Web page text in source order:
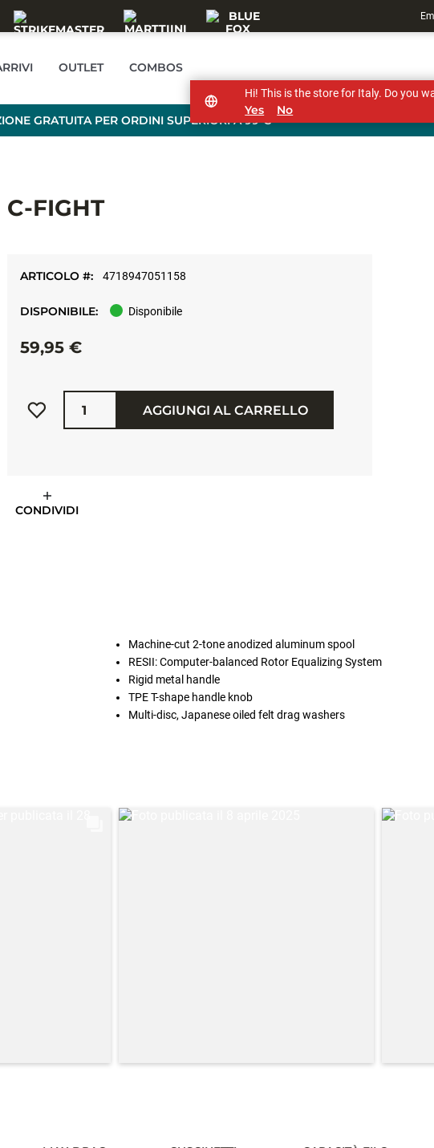
OUTLET COMBOS
GRATUITA PER ORDINI SUPERIORI A 99 €
C-FIGHT
ARTICOLO #: 4718947051158
DISPONIBILE: Disponibile
59,95 €
Quantità
AGGIUNGI AL CARRELLO
CONDIVIDI
Machine-cut 2-tone anodized aluminum spool
RESII: Computer-balanced Rotor Equalizing System
Rigid metal handle
TPE T-shape handle knob
Multi-disc, Japanese oiled felt drag washers
Hi! This is the store for Italy. Do you
Yes No